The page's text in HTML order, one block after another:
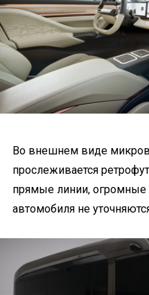
Во внешнем виде
прослеживается
прямые линии, огромные
автомобиля не